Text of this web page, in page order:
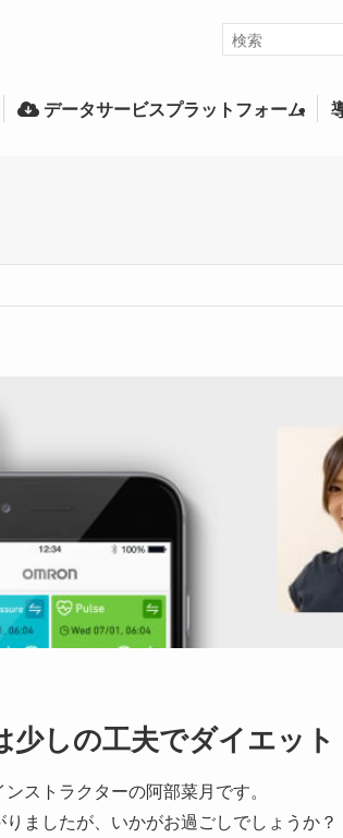
データサービスプラットフォーム
しの工夫でダイエット
ストラクターの阿部菜月です。
ましたが、いかがお過ごしでしょうか？